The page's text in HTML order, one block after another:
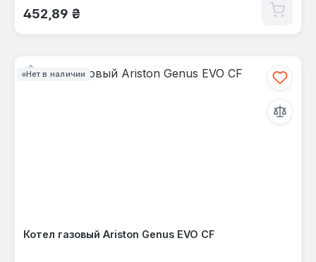
Обычная цена:
452,89 ₴
Нет в наличии
Котел газовый Ariston Genus EVO СF